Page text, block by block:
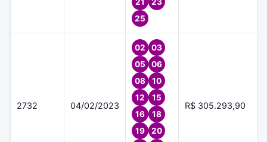
25
2732 04/02/2023
02
03
05
06
08
10
12
15
16
18
19
20
R$ 305.293,90